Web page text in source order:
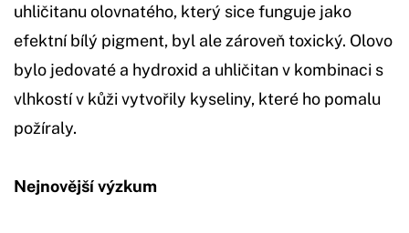
uhličitanu olovnatého, který sice funguje jako
efektní bílý pigment, byl ale zároveň toxický. Olovo
bylo jedovaté a hydroxid a uhličitan v kombinaci s
vlhkostí v kůži vytvořily kyseliny, které ho pomalu
požíraly.
Nejnovější výzkum